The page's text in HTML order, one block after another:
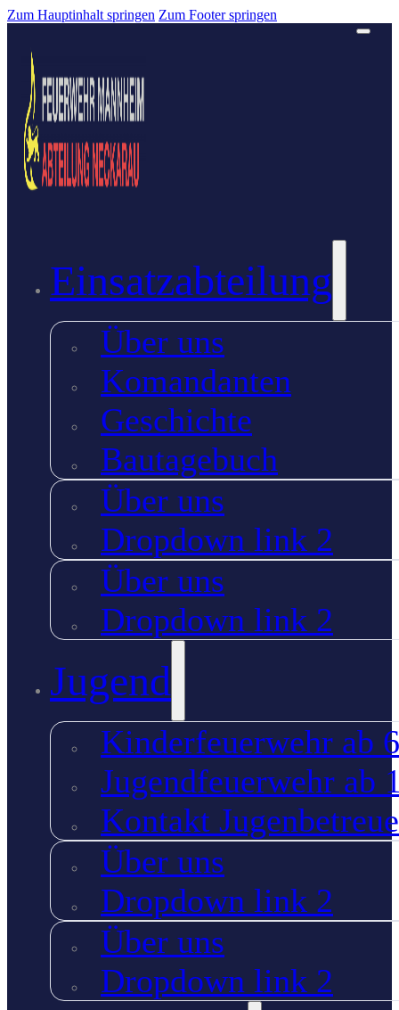
Zum Hauptinhalt springen Zum Footer springen
Einsatzabteilung
Über uns
Komandanten
Geschichte
Bautagebuch
Über uns
Dropdown link 2
Über uns
Dropdown link 2
Jugend
Kinderfeuerwehr ab
Jugendfeuerwehr ab
Kontakt
Über uns
Dropdown link 2
Über uns
Dropdown link 2